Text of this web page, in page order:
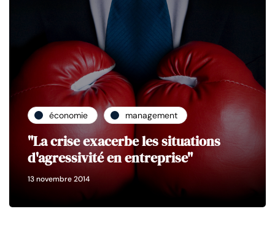
économie management
"La crise exacerbe les situations
d'agressivité en entreprise"
13 novembre 2014